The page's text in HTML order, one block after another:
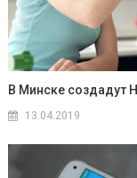
В Минске создадут
13.04.2019